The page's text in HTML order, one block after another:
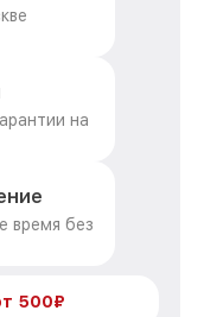
на
время без
500₽